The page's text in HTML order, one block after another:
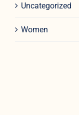
Uncategorized
Women